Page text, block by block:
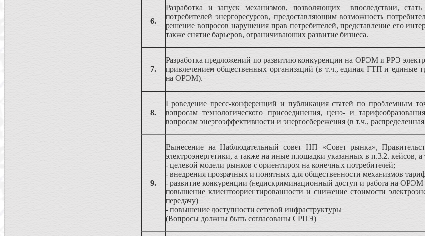
6.
Разработка и запуск механизмов, позволяющих впоследствии,
потребителей энергоресурсов, предоставляющим возможность
решение вопросов нарушения прав потребителей, представление его
также снятие барьеров, ограничивающих развитие бизнеса.
7.
Разработка предложений по развитию конкуренции на ОРЭМ и РРЭ
привлечением общественных организаций (в т.ч., единая ГТП и единые
на ОРЭМ).
8.
Проведение пресс-конференций и публикация статей по проблемным
вопросам технологического присоединения, цено- и
вопросам энергоэффективности и энергосбережения (в т.ч.,
9.
Вынесение на Наблюдательный совет НП «Совет рынка»,
электроэнергетики, а также на иные площадки указанных в п.3.2. кейсов, а
- целевой модели рынков с ориентиром на конечных потребителей;
- внедрения прозрачных и понятных для общественности механизмов
- развитие конкуренции (недискриминационный доступ и работа на ОРЭМ
повышение клиентоориентированности и снижение стоимости
передачу)
- повышение доступности сетевой инфраструктуры
(Вопросы должны быть согласованы СРПЭ)